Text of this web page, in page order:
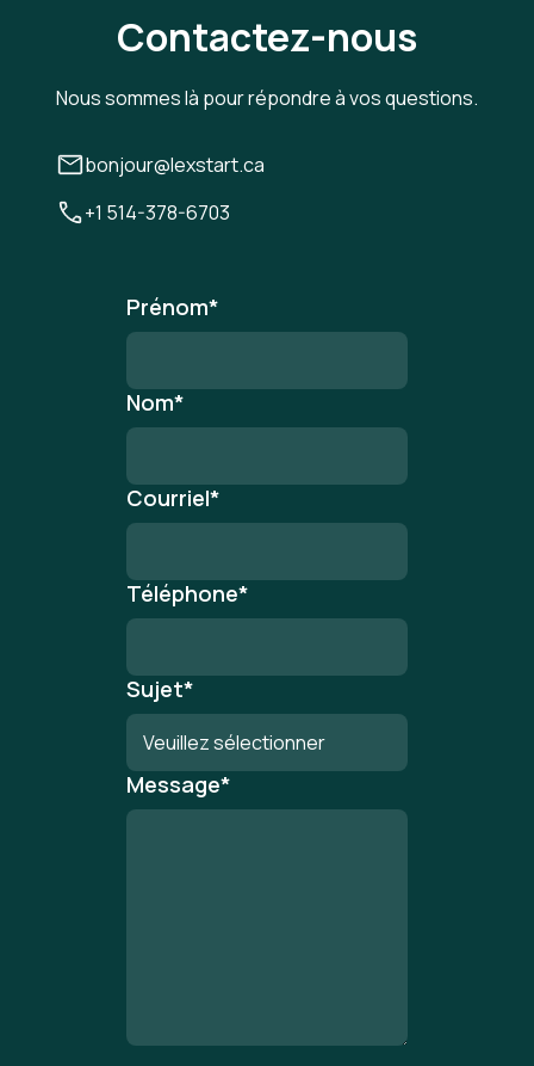
Contactez-nous
Nous sommes là pour répondre à vos questions.
bonjour@lexstart.ca
+1 514-378-6703
Prénom*
Nom*
Courriel*
Téléphone*
Sujet*
Message*